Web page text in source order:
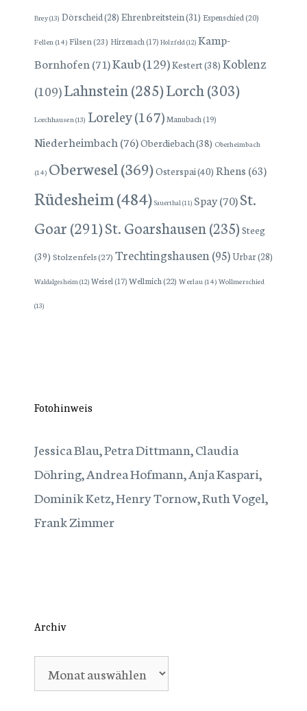
Brey(13) Dörscheid(28) Ehrenbreitstein(31) Espenschied(20)
Fellen (14) Filsen(23) Hirzenach(17) Holzfeld(12) Kamp-
Bornhofen (71)Kaub(129)Kestert(38) Koblenz
(109)Lahnstein(285)Lorch(303)
Lorchhausen(13) Loreley(167)Manubach(19)
Niederheimbach (76)Oberdiebach(38) Oberheimbach
(14) Oberwesel(369)Osterspai(40) Rhens (63)
Rüdesheim(484) Sauerthal(11) Spay(70)St.
Goar(291)St. Goarshausen(235) Steeg
(39) Stolzenfels(27) Trechtingshausen(95)Urbar(28)
Waldalgesheim(12) Weisel(17)Wellmich(22) Werlau (14) Wollmerschied
(13)
Fotohinweis
Jessica Blau, Petra Dittmann, Claudia
Döhring, Andrea Hofmann, Anja Kaspari,
Dominik Ketz, Henry Tornow, Ruth Vogel,
Frank Zimmer
Archiv
Archiv